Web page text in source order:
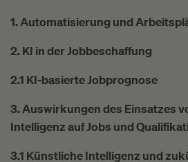
1. Automatisierung und
2. KI in der Jobbeschaffung
2.1 KI-basierte Jobprognose
3. Auswirkungen des Einsatzes
Intelligenz auf Jobs und
3.1 Künstliche Intelligenz und